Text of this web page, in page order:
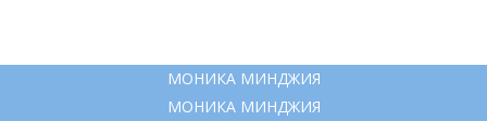
МОНИКА МИНДЖИЯ
МОНИКА МИНДЖИЯ